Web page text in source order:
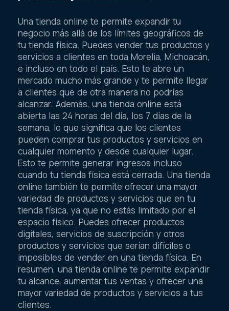
Una tienda online te permite expandir tu
negocio más allá de los límites geográficos de
tu tienda física. Puedes vender tus productos y
servicios a clientes en toda Morelia, Michoacán,
e incluso en todo el país. Esto te abre un
mercado mucho más grande y te permite llegar
a clientes que de otra manera no podrías
alcanzar. Además, una tienda online está
abierta las 24 horas del día, los 7 días de la
semana, lo que significa que los clientes
pueden comprar tus productos y servicios en
cualquier momento y desde cualquier lugar.
Esto te permite generar ingresos incluso
cuando tu tienda física está cerrada. Una tienda
online también te permite ofrecer una mayor
variedad de productos y servicios que en tu
tienda física, ya que no estás limitado por el
espacio físico. Puedes ofrecer productos
digitales, servicios de suscripción y otros
productos y servicios que serían difíciles o
imposibles de vender en una tienda física. En
resumen, una tienda online te permite expandir
tu alcance, aumentar tus ventas y ofrecer una
mayor variedad de productos y servicios a tus
clientes.